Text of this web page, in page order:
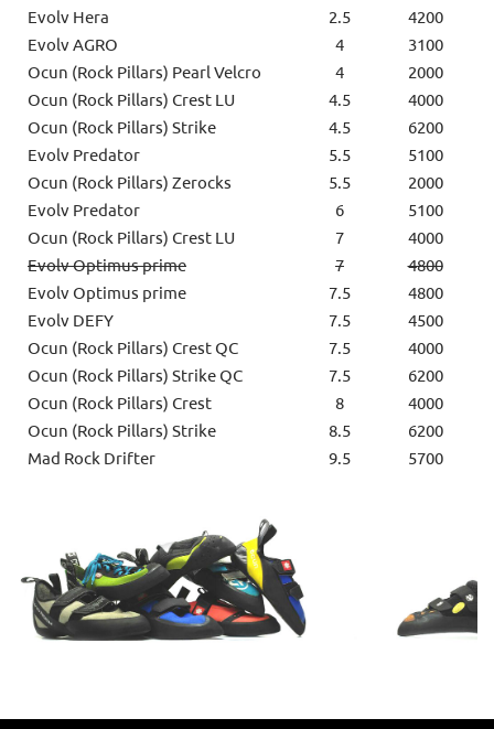
Evolv Hera 2.5
4200
Evolv AGRO
4
3100
Ocun (Rock Pillars) Pearl Velcro
4
2000
Ocun (Rock Pillars) Crest LU
4.5
4000
Ocun (Rock Pillars) Strike
4.5
6200
Evolv Predator
5.5
5100
Ocun (Rock Pillars) Zerocks
5.5
2000
Evolv Predator
6
5100
Ocun (Rock Pillars) Crest LU
7
4000
Evolv Optimus prime
7
4800
Evolv Optimus prime
7.5
4800
Evolv DEFY
7.5
4500
Ocun (Rock Pillars) Crest QC
7.5
4000
Ocun (Rock Pillars) Strike QC
7.5
6200
Ocun (Rock Pillars) Crest
8
4000
Ocun (Rock Pillars) Strike
8.5
6200
Mad Rock Drifter
9.5 5700